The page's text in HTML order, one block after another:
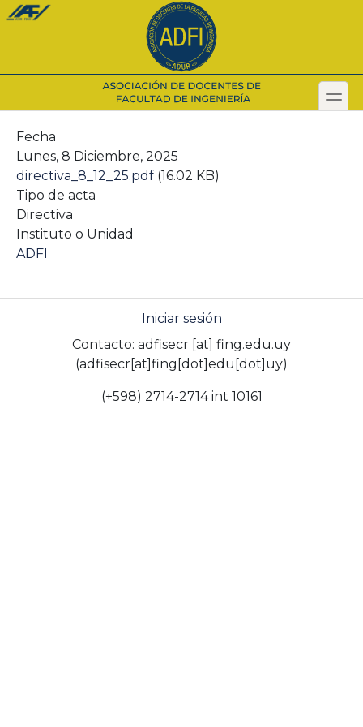
Pasar
toggle
Secondary menu
Fecha
Lunes, 8 Diciembre, 2025
directiva_8_12_25.pdf (16.02 KB)
Tipo de acta
Directiva
Instituto o Unidad
ADFI
Iniciar sesión
Contacto: adfisecr [at] fing.edu.uy
(adfisecr[at]fing[dot]edu[dot]uy)
(+598) 2714-2714 int 10161